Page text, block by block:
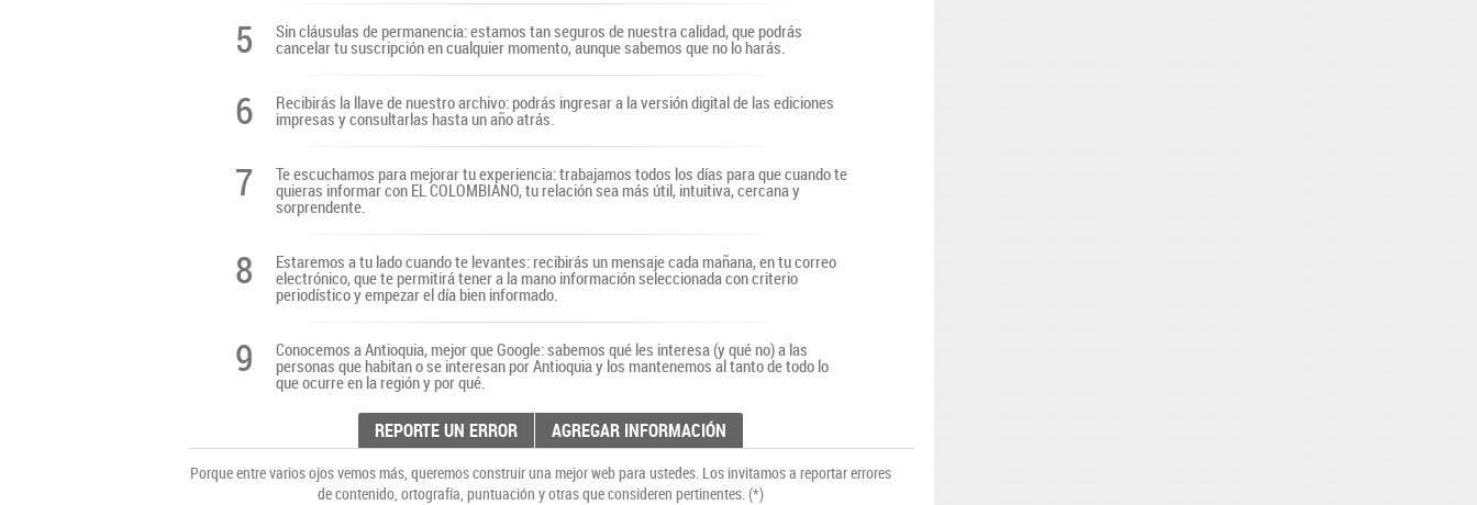
5 Sin cláusulas de permanencia: estamos tan seguros de nuestra calidad, que podrás
cancelar tu suscripción en cualquier momento, aunque sabemos que no lo harás.
6 Recibirás la llave de nuestro archivo: podrás ingresar a la versión digital de las ediciones
impresas y consultarlas hasta un año atrás.
7 Te escuchamos para mejorar tu experiencia: trabajamos todos los días para que cuando te
quieras informar con EL COLOMBIANO, tu relación sea más útil, intuitiva, cercana y
sorprendente.
8 Estaremos a tu lado cuando te levantes: recibirás un mensaje cada mañana, en tu correo
electrónico, que te permitirá tener a la mano información seleccionada con criterio
periodístico y empezar el día bien informado.
9 Conocemos a Antioquia, mejor que Google: sabemos qué les interesa (y qué no) a las
personas que habitan o se interesan por Antioquia y los mantenemos al tanto de todo lo
que ocurre en la región y por qué.
REPORTE UN ERROR AGREGAR INFORMACIÓN
Porque entre varios ojos vemos más, queremos construir una mejor web para ustedes. Los invitamos a reportar errores
de contenido, ortografía, puntuación y otras que consideren pertinentes. (*)